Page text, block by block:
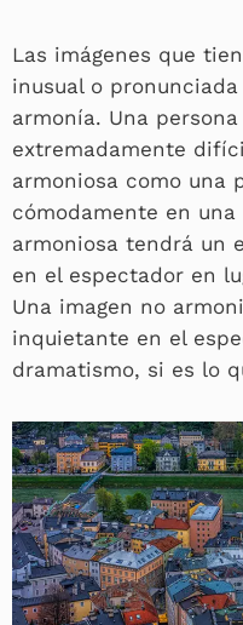
Las imágenes que
inusual o
armonía. Una
extremadamente
armoniosa como una
cómodamente en una
armoniosa tendrá un
en el espectador en
Una imagen no
inquietante en el
dramatismo, si es lo